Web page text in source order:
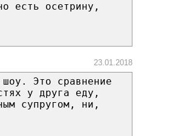
есть осетрину,
23.01.2018
Это сравнение
у друга еду,
супругом, ни,